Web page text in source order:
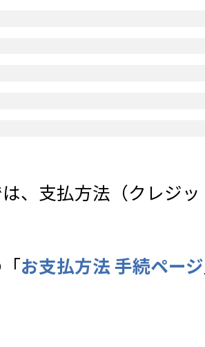
、支払方法（クレジ
お支払方法 手続ページ